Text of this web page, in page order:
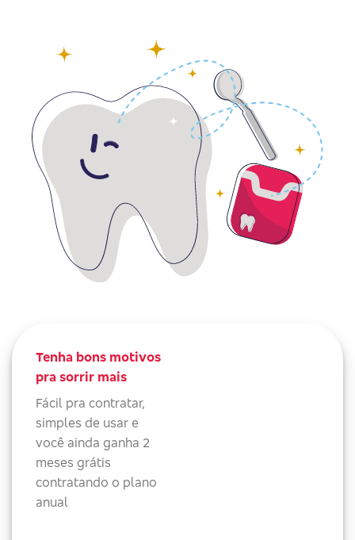
Tenha bons motivos
pra sorrir mais
Fácil pra contratar,
simples de usar e
você ainda ganha 2
meses grátis
contratando o plano
anual